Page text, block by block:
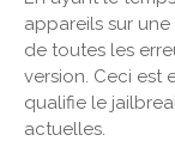
appareils sur
de toutes les
version. Ceci est
qualifie le
actuelles.